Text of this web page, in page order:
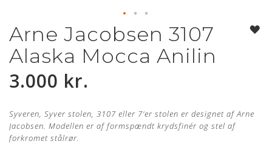
Gå
til
starten
af
billedgalleriet
Arne Jacobsen 3107
Alaska Mocca Anilin
3.000 kr.
Syveren, Syver stolen, 3107 eller 7'er stolen er designet af Arne
Jacobsen. Modellen er af formspændt krydsfinér og stel af
forkromet stålrør.